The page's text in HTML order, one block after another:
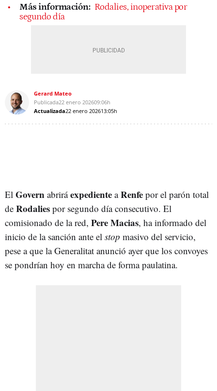
Más información: Rodalies, inoperativa por
segundo día
Gerard Mateo
Publicada22 enero 202609:06h
Actualizada22 enero 202613:05h
El Govern abriráexpediente aRenfe por el parón total
de Rodalies por segundo día consecutivo. El
comisionado de la red, Pere Macias, ha informado del
inicio de la sanción ante el stop masivo del servicio,
pese a que la Generalitat anunció ayer que los convoyes
se pondrían hoy en marcha de forma paulatina.